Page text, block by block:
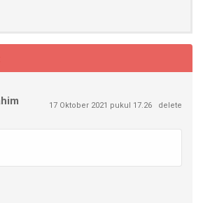
17 Oktober 2021 pukul 17.26 delete